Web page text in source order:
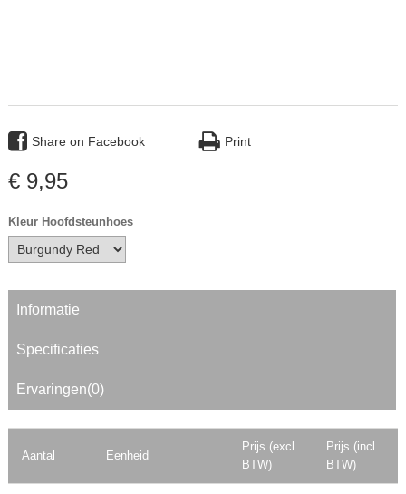
Share on Facebook Print
€ 9,95
Kleur Hoofdsteunhoes
Informatie
Specificaties
Ervaringen(0)
Aantal Eenheid
Prijs (excl.
BTW)
Prijs (incl.
BTW)